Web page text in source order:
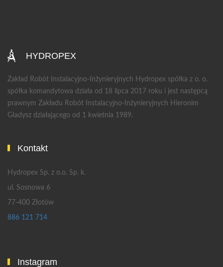
HYDROPEX
Zakład Robót Instalacyjno-Inżynieryjnych Hydropex spółka z o. o.
spółka komandytowa działa od 18 lipca 2017 roku i jest następcą
prawnym Zakładu Robót Instalacyjno-Inżynieryjnych Hieronim
Gładysz działającego od 1 kwietnia 1989.
Kontakt
Hydropex Sp. z o.o. Sp. k.
ul. Sosnowa 6
77-400 Złotów
886 121 714
Instagram